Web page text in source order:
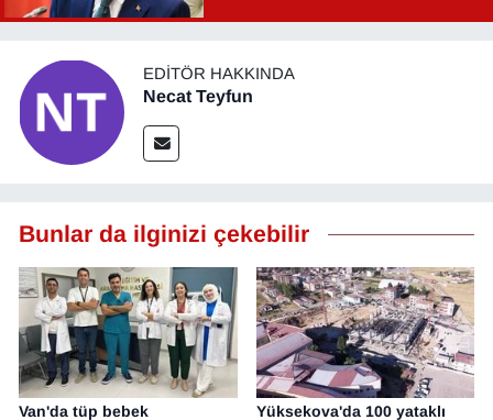
EDITÖR HAKKINDA
Necat Teyfun
Bunlar da ilginizi çekebilir
Van'da tüp bebek Yüksekova'da 100 yataklı